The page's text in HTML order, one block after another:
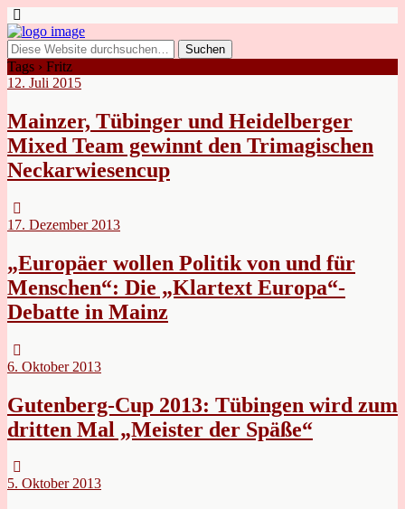
Tags › Fritz
12. Juli 2015
Mainzer, Tübinger und Heidelberger
Mixed Team gewinnt den Trimagischen
Neckarwiesencup
17. Dezember 2013
„Europäer wollen Politik von und für
Menschen“: Die „Klartext Europa“-
Debatte in Mainz
6. Oktober 2013
Gutenberg-Cup 2013: Tübingen wird zum
dritten Mal „Meister der Späße“
5. Oktober 2013